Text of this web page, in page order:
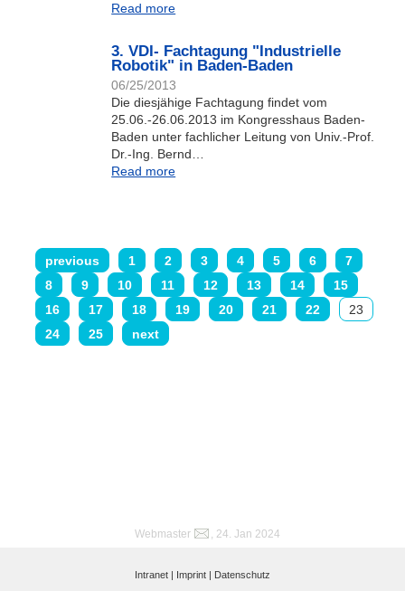
Read more
3. VDI- Fachtagung "Industrielle
Robotik" in Baden-Baden
06/25/2013
Die diesjähige Fachtagung findet vom
25.06.-26.06.2013 im Kongresshaus Baden-
Baden unter fachlicher Leitung von Univ.-Prof.
Dr.-Ing. Bernd…
Read more
previous 1 2 3 4 5 6
7
8
9 10 11 12 13 14
15
16
17 18 19 20 21 22
23
24
25 next
Webmaster , 24. Jan 2024
Intranet | Imprint | Datenschutz